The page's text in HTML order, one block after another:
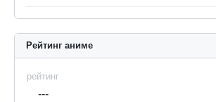
Рейтинг аниме
рейтинг
---